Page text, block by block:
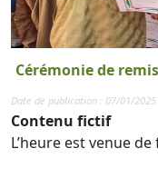
Cérémonie de
Date de publication : 07/01/
Contenu fictif
L’heure est venue